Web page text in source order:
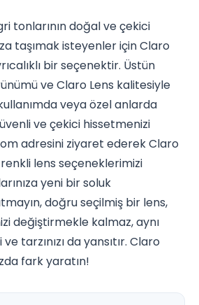
tonlarının doğal ve çekici
taşımak isteyenler için Claro
bir seçenektir. Üstün
ve Claro Lens kalitesiyle
veya özel anlarda
ve çekici hissetmenizi
adresini ziyaret ederek Claro
lens seçeneklerimizi
yeni bir soluk
doğru seçilmiş bir lens,
değiştirmekle kalmaz, aynı
tarzınızı da yansıtır. Claro
fark yaratın!